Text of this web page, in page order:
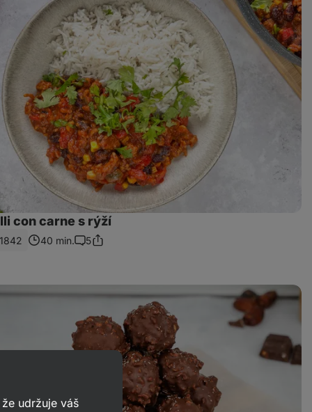
con carne s rýží
1842 40 min.
Komentáře
5Sdílet
udržuje váš